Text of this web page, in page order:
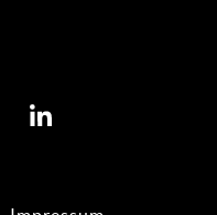
VELIT
Consulting